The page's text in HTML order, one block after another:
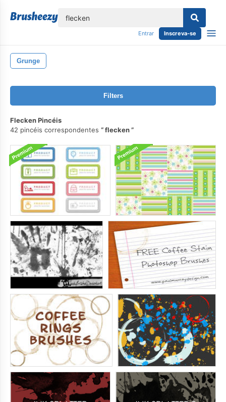
Entrar Inscreva-se
Grunge
Filters
Flecken Pincéis
42 pincéis correspondentes
flecken